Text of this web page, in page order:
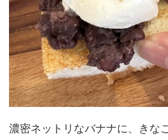
濃密ネットリなバナナに、きな